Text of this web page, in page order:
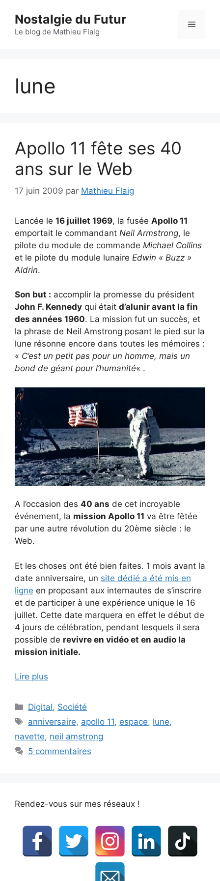
contenu
Nostalgie du Futur
Le blog de Mathieu Flaig
Menu
lune
Apollo 11 fête ses 40
ans sur le Web
17 juin 2009 par Mathieu Flaig
Lancée le 16 juillet 1969, la fusée Apollo 11
emportait le commandant Neil Armstrong, le
pilote du module de commande Michael Collins
et le pilote du module lunaire Edwin « Buzz »
Aldrin.
Son but : accomplir la promesse du président
John F. Kennedy qui était d’alunir avant la fin
des années 1960. La mission fut un succès, et
la phrase de Neil Amstrong posant le pied sur la
lune résonne encore dans toutes les mémoires :
« C’est un petit pas pour un homme, mais un
bond de géant pour l’humanité« .
A l’occasion des 40 ans de cet incroyable
événement, la mission Apollo 11 va être fêtée
par une autre révolution du 20ème siècle : le
Web.
Et les choses ont été bien faites. 1 mois avant la
date anniversaire, un site dédié a été mis en
ligne en proposant aux internautes de s’inscrire
et de participer à une expérience unique le 16
juillet. Cette date marquera en effet le début de
4 jours de célébration, pendant lesquels il sera
possible de revivre en vidéo et en audio la
mission initiale.
Lire plus
Catégories
Digital, Société
Étiquettes
anniversaire, apollo 11, espace, lune,
navette, neil amstrong
5 commentaires
Rendez-vous sur mes réseaux !